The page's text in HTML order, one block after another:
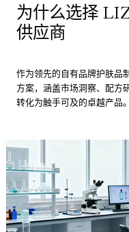
为什么选择
供应商
作为领先的自有品牌护肤品
方案，涵盖市场洞察、配方
转化为触手可及的卓越产品。